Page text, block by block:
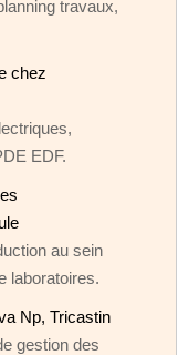
travaux,
chez
EDF.
au sein
laboratoires.
Np, Tricastin
gestion des